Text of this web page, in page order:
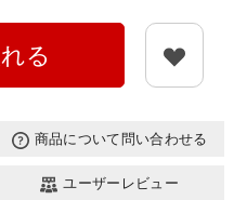
る
商品について問い合わせる
ユーザーレビュー